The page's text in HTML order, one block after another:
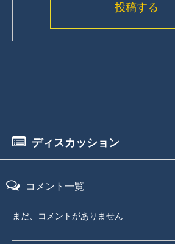
投稿する
ディスカッション
コメント一覧
まだ、コメントがありません